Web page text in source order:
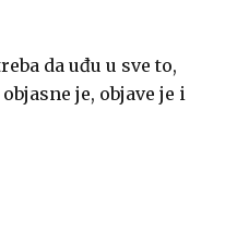
da uđu u sve to,
je, objave je i